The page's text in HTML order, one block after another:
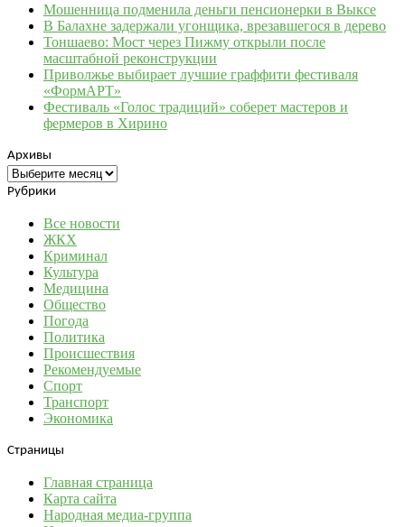
Мошенница подменила деньги пенсионерки в Выксе
В Балахне задержали угонщика, врезавшегося в дерево
Тоншаево: Мост через Пижму открыли после
масштабной реконструкции
Приволжье выбирает лучшие граффити фестиваля
«ФормАРТ»
Фестиваль «Голос традиций» соберет мастеров и
фермеров в Хирино
Архивы
Архивы
Рубрики
Все новости
ЖКХ
Криминал
Культура
Медицина
Общество
Погода
Политика
Происшествия
Рекомендуемые
Спорт
Транспорт
Экономика
Страницы
Главная страница
Карта сайта
Народная медиа-группа